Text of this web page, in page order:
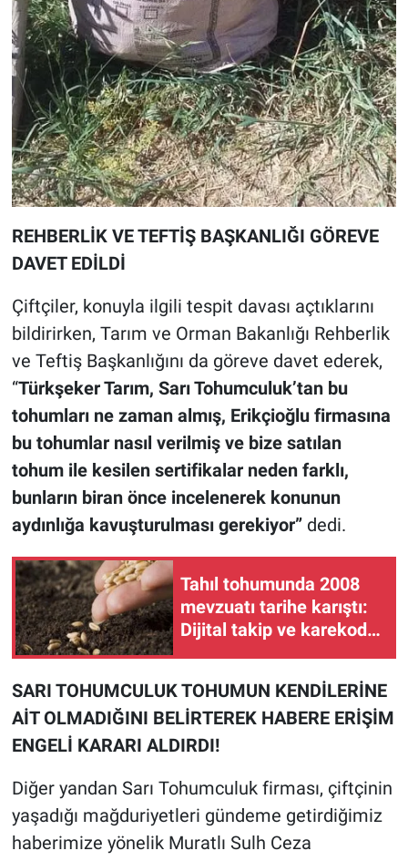
REHBERLİK VE TEFTİŞ BAŞKANLIĞI GÖREVE
DAVET EDİLDİ
Çiftçiler, konuyla ilgili tespit davası açtıklarını
bildirirken, Tarım ve Orman Bakanlığı Rehberlik
ve Teftiş Başkanlığını da göreve davet ederek,
“Türkşeker Tarım, Sarı Tohumculuk’tan bu
tohumları ne zaman almış, Erikçioğlu firmasına
bu tohumlar nasıl verilmiş ve bize satılan
tohum ile kesilen sertifikalar neden farklı,
bunların biran önce incelenerek konunun
aydınlığa kavuşturulması gerekiyor” dedi.
Tahıl tohumunda 2008
mevzuatı tarihe karıştı:
Dijital takip ve karekod
SARI TOHUMCULUK TOHUMUN KENDİLERİNE
AİT OLMADIĞINI BELİRTEREK HABERE ERİŞİM
ENGELİ KARARI ALDIRDI!
Diğer yandan Sarı Tohumculuk firması, çiftçinin
yaşadığı mağduriyetleri gündeme getirdiğimiz
haberimize yönelik Muratlı Sulh Ceza